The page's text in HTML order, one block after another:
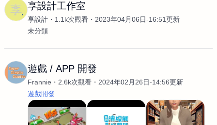
享設計工作室
享設計 1.1k次觀看
2023年04月06日-16:51更新
未分類
遊戲 / APP 開發
Frannie 2.6k次觀看
2024年02月26日-14:56更新
遊戲開發